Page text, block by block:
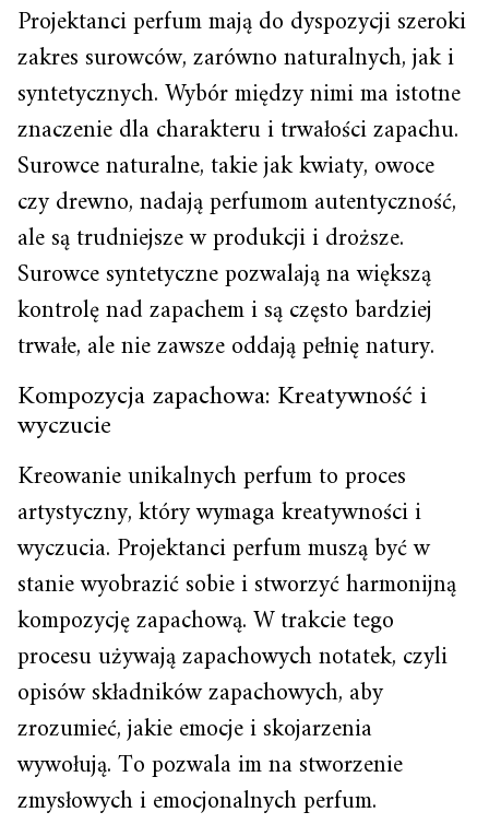
Projektanci perfum mają do dyspozycji szeroki
zakres surowców, zarówno naturalnych, jak i
syntetycznych. Wybór między nimi ma istotne
znaczenie dla charakteru i trwałości zapachu.
Surowce naturalne, takie jak kwiaty, owoce
czy drewno, nadają perfumom autentyczność,
ale są trudniejsze w produkcji i droższe.
Surowce syntetyczne pozwalają na większą
kontrolę nad zapachem i są często bardziej
trwałe, ale nie zawsze oddają pełnię natury.
Kompozycja zapachowa: Kreatywność i
wyczucie
Kreowanie unikalnych perfum to proces
artystyczny, który wymaga kreatywności i
wyczucia. Projektanci perfum muszą być w
stanie wyobrazić sobie i stworzyć harmonijną
kompozycję zapachową. W trakcie tego
procesu używają zapachowych notatek, czyli
opisów składników zapachowych, aby
zrozumieć, jakie emocje i skojarzenia
wywołują. To pozwala im na stworzenie
zmysłowych i emocjonalnych perfum.